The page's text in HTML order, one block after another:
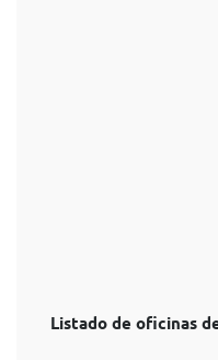
Listado de oficinas